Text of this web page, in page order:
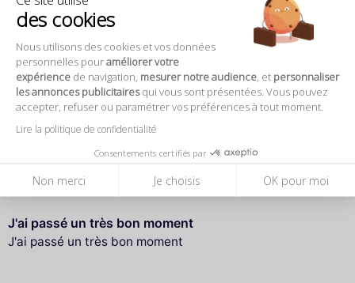
des cookies
Nous utilisons des cookies et vos données
personnelles pouraméliorer votre
expérience de navigation, mesurer notre audience , et personnaliser
les annonces publicitairesqui vous sont présentées. Vous pouvez
accepter, refuser ou paramétrer vos préférences à tout moment.
Lire la politique de confidentialité
Consentements certifiés par
Non merci Je choisis OK pour moi
Moment privilégié à l’occasion du 14 juillet et
accessoirement pour notre anniversaire
Emplacement VIP pour le tirage du feu
Petite croisière très agréable sur la Seine
Le bateau est beau, bien entretenu et le personnel très
accueillant
Le menu était à la hauteur des attentes
Nous recommandons
publié il y a plus d'un an
J'ai passé un très bon moment
J'ai passé un très bon moment